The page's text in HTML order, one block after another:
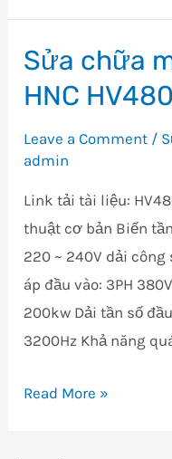
Sửa chữa
HNC HV480
Leave a Comment /
admin
Link tải tài liệu:
thuật cơ bản Biến
220 ~ 240V dải công
áp đầu vào: 3PH
200kw Dải tần số
3200Hz Khả năng
Sửa
Read More »